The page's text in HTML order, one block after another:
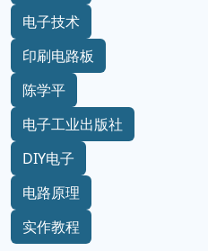
电子技术
印刷电路板
陈学平
电子工业出版社
DIY电子
电路原理
实作教程